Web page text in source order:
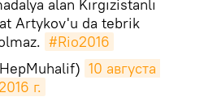
alan Kırgızistanlı
Artykov'u da tebrik
#Rio2016
10 августа
г.